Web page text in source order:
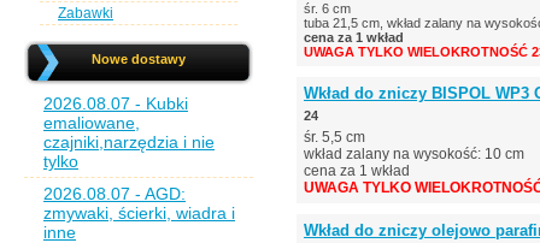
Zabawki
Nowe dostawy
2026.08.07 - Kubki
emaliowane,
czajniki,narzędzia i nie
tylko
2026.08.07 - AGD:
zmywaki, ścierki, wiadra i
inne
śr. 6 cm
tuba 21,5 cm, wkład zalany na
cena za 1 wkład
UWAGA TYLKO WIELOKROTNOŚĆ
Wkład do zniczy BISPOL WP3
24
śr. 5,5 cm
wkład zalany na wysokość: 10 cm
cena za 1 wkład
UWAGA TYLKO
Wkład do zniczy olejowo